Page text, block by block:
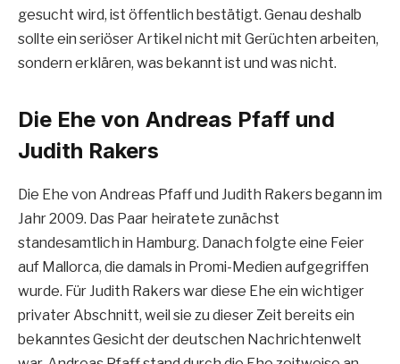
gesucht wird, ist öffentlich bestätigt. Genau deshalb
sollte ein seriöser Artikel nicht mit Gerüchten arbeiten,
sondern erklären, was bekannt ist und was nicht.
Die Ehe von Andreas Pfaff und
Judith Rakers
Die Ehe von Andreas Pfaff und Judith Rakers begann im
Jahr 2009. Das Paar heiratete zunächst
standesamtlich in Hamburg. Danach folgte eine Feier
auf Mallorca, die damals in Promi-Medien aufgegriffen
wurde. Für Judith Rakers war diese Ehe ein wichtiger
privater Abschnitt, weil sie zu dieser Zeit bereits ein
bekanntes Gesicht der deutschen Nachrichtenwelt